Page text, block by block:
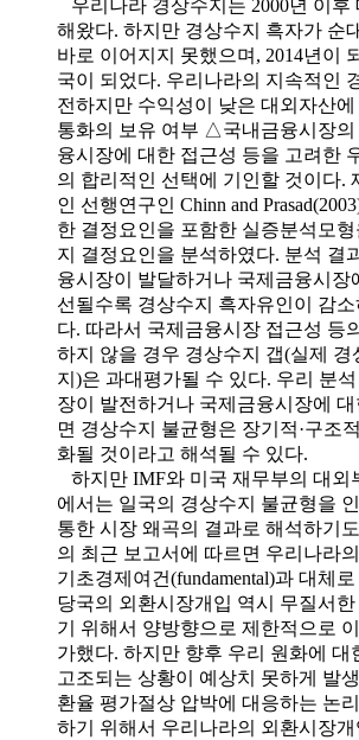
우리나라 경상수지는 2000년 이후
해왔다. 하지만 경상수지 흑자가 순
바로 이어지지 못했으며, 2014년이
국이 되었다. 우리나라의 지속적인
전하지만 수익성이 낮은 대외자산
통화의 보유 여부 △국내금융시장
융시장에 대한 접근성 등을 고려한
의 합리적인 선택에 기인할 것이다.
인 선행연구인 Chinn and
한 결정요인을 포함한 실증분석모
지 결정요인을 분석하였다. 분석 결
융시장이 발달하거나 국제금융시장
선될수록 경상수지 흑자유인이 감
다. 따라서 국제금융시장 접근성 등
하지 않을 경우 경상수지 갭(실제 경
지)은 과대평가될 수 있다. 우리 분
장이 발전하거나 국제금융시장에
면 경상수지 불균형은 장기적·구조
화될 것이라고 해석될 수 있다.
하지만 IMF와 미국 재무부의 대외
에서는 일국의 경상수지 불균형을
통한 시장 왜곡의 결과로 해석하기
의 최근 보고서에 따르면 우리나라
기초경제여건(fundamental)과 대체
당국의 외환시장개입 역시 무질서
기 위해서 양방향으로 제한적으로
가했다. 하지만 향후 우리 원화에 대
고조되는 상황이 예상치 못하게 발
환율 평가절상 압박에 대응하는 논
하기 위해서 우리나라의 외환시장개